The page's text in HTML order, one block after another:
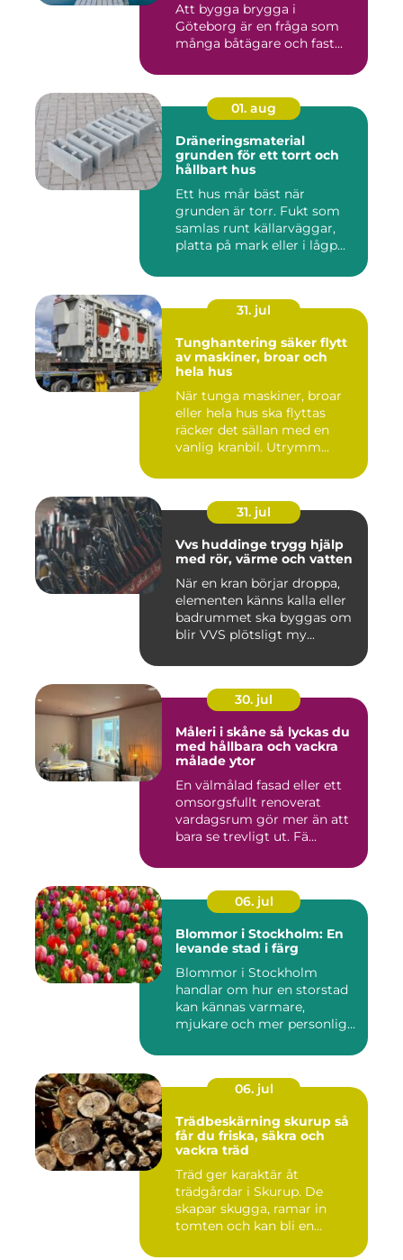
Att bygga brygga i
Göteborg är en fråga som
många båtägare och fast...
01. aug
Dräneringsmaterial
grunden för ett torrt och
hållbart hus
Ett hus mår bäst när
grunden är torr. Fukt som
samlas runt källarväggar,
platta på mark eller i lågp...
31. jul
Tunghantering säker flytt
av maskiner, broar och
hela hus
När tunga maskiner, broar
eller hela hus ska flyttas
räcker det sällan med en
vanlig kranbil. Utrymm...
31. jul
Vvs huddinge trygg hjälp
med rör, värme och vatten
När en kran börjar droppa,
elementen känns kalla eller
badrummet ska byggas om
blir VVS plötsligt my...
30. jul
Måleri i skåne så lyckas du
med hållbara och vackra
målade ytor
En välmålad fasad eller ett
omsorgsfullt renoverat
vardagsrum gör mer än att
bara se trevligt ut. Fä...
06. jul
Blommor i Stockholm: En
levande stad i färg
Blommor i Stockholm
handlar om hur en storstad
kan kännas varmare,
mjukare och mer personlig
06. jul
Trädbeskärning skurup så
får du friska, säkra och
vackra träd
Träd ger karaktär åt
trädgårdar i Skurup. De
skapar skugga, ramar in
tomten och kan bli en